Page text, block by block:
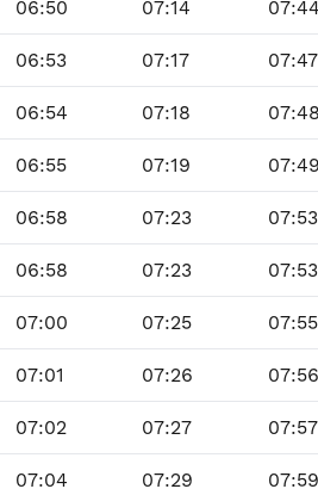
06:50 07:14 07:44
06:53 07:17 07:47
06:54 07:18 07:48
06:55 07:19 07:49
06:58 07:23 07:53
06:58 07:23 07:53
07:00 07:25 07:55
07:01 07:26 07:56
07:02 07:27 07:57
07:04 07:29 07:59